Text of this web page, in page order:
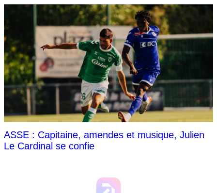
ASSE : Capitaine, amendes et musique, Julien
Le Cardinal se confie